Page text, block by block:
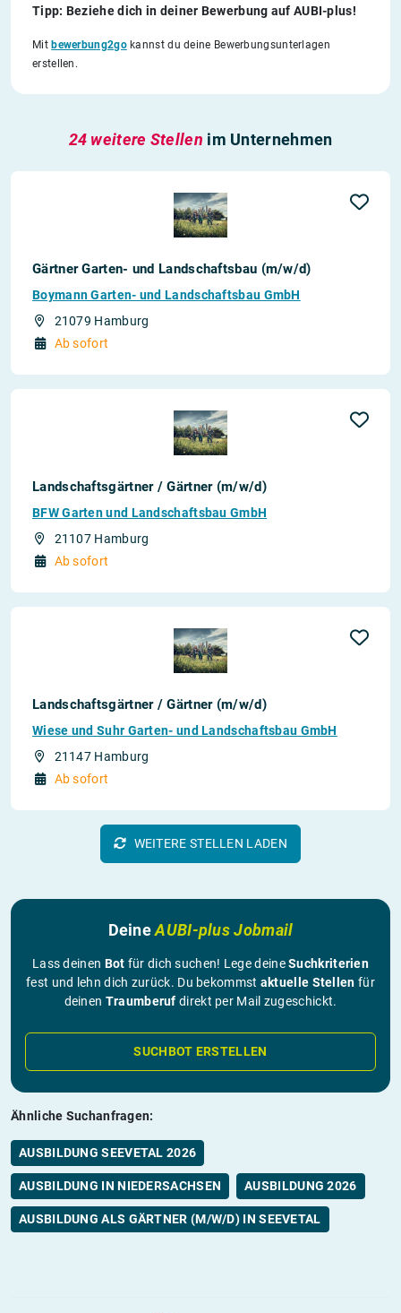
Tipp: Beziehe dich in deiner Bewerbung auf AUBI-plus!
Mit bewerbung2gokannst du deine Bewerbungsunterlagen
erstellen.
24 weitere Stellen im Unternehmen
Gärtner Garten- und Landschaftsbau (m/w/d)
Boymann Garten- und Landschaftsbau GmbH
21079 Hamburg
Ab sofort
Landschaftsgärtner / Gärtner (m/w/d)
BFW Garten und Landschaftsbau GmbH
21107 Hamburg
Ab sofort
Landschaftsgärtner / Gärtner (m/w/d)
Wiese und Suhr Garten- und Landschaftsbau GmbH
21147 Hamburg
Ab sofort
WEITERE STELLEN LADEN
DeineAUBI-plus Jobmail
Lass deinen Bot für dich suchen! Lege deineSuchkriterien
fest und lehn dich zurück. Du bekommst aktuelle Stellen für
deinen Traumberuf direkt per Mail zugeschickt.
SUCHBOT ERSTELLEN
Ähnliche Suchanfragen:
AUSBILDUNG SEEVETAL 2026
AUSBILDUNG IN NIEDERSACHSEN AUSBILDUNG 2026
AUSBILDUNG ALS GÄRTNER (M/W/D) IN SEEVETAL